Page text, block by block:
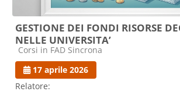
GESTIONE DEI FONDI RISORSE
NELLE UNIVERSITA’
Categoria di corsi
Corsi in FAD Sincrona
17 aprile 2026
Relatore: